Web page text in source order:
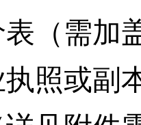
（需加
照或副